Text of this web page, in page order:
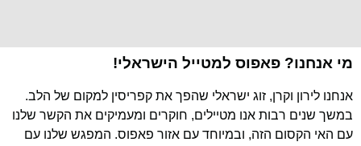
מי אנחנו? פאפוס למטייל הישראלי!
אנחנו לירון וקרן, זוג ישראלי שהפך את קפריסין למקום של הלב.
במשך שנים רבות אנו מטיילים, חוקרים ומעמיקים את הקשר שלנו
עם האי הקסום הזה, ובמיוחד עם אזור פאפוס. המפגש שלנו עם